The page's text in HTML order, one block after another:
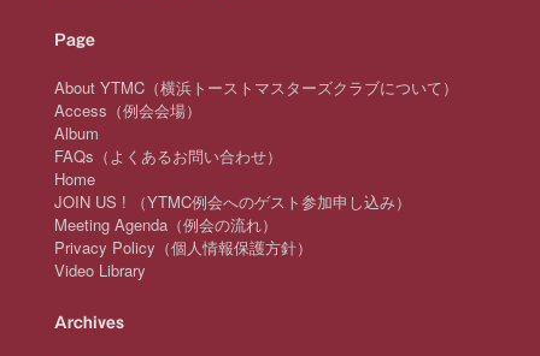
Page
About YTMC（横浜トーストマスターズクラブについて）
Access（例会会場）
Album
FAQs（よくあるお問い合わせ）
Home
JOIN US ! （YTMC例会へのゲスト参加申し込み）
Meeting Agenda（例会の流れ）
Privacy Policy（個人情報保護方針）
Video Library
Archives